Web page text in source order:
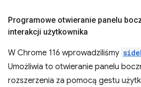
Programowe otwieranie panelu
interakcji użytkownika
W Chrome 116 wprowadziliśmy
Umożliwia to otwieranie panelu
rozszerzenia za pomocą gestu